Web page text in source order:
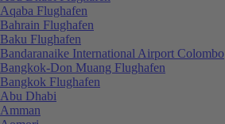
Aqaba Flughafen
Bahrain Flughafen
Baku Flughafen
Bandaranaike International Airport Colombo
Bangkok-Don Muang Flughafen
Bangkok Flughafen
Abu Dhabi
Amman